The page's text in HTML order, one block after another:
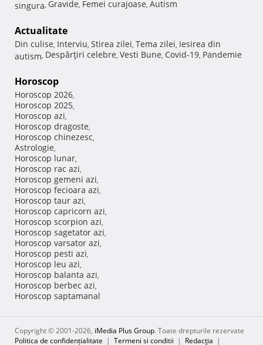
singura, Gravide, Femei curajoase, Autism
Actualitate
Din culise, Interviu, Stirea zilei, Tema zilei, Iesirea din
autism, Despărţiri celebre, Vesti Bune, Covid-19, Pandemie
Horoscop
Horoscop 2026,
Horoscop 2025,
Horoscop azi,
Horoscop dragoste,
Horoscop chinezesc,
Astrologie,
Horoscop lunar,
Horoscop rac azi,
Horoscop gemeni azi,
Horoscop fecioara azi,
Horoscop taur azi,
Horoscop capricorn azi,
Horoscop scorpion azi,
Horoscop sagetator azi,
Horoscop varsator azi,
Horoscop pesti azi,
Horoscop leu azi,
Horoscop balanta azi,
Horoscop berbec azi,
Horoscop saptamanal
Copyright © 2001-2026, iMedia Plus Group. Toate drepturile rezervate
Politica de confidențialitate | Termeni si conditii | Redacţia |